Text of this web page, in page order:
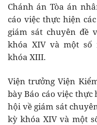
Chánh án Tòa án
cáo việc thực hiện
giám sát chuyên đề
khóa XIV và một
khóa XIII.
Viện trưởng Viện
bày Báo cáo việc thực
hội về giám sát
kỳ khóa XIV và một